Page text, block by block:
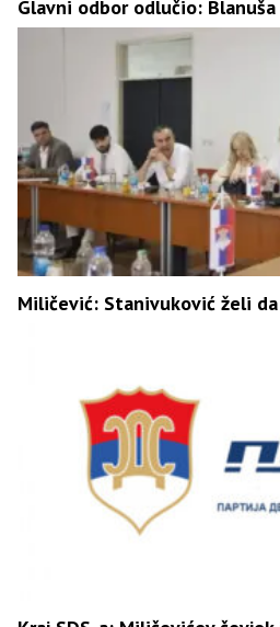
Glavni odbor odlučio:
Miličević: Stanivuković želi da